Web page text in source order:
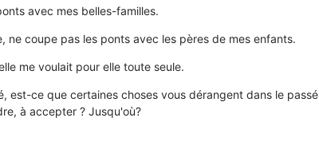
avec mes belles-familles.
ne coupe pas les ponts avec les pères de mes enfants.
me voulait pour elle toute seule.
est-ce que certaines choses vous dérangent dans le passé
à accepter ? Jusqu'où?